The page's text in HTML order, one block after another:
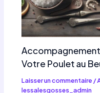
Votre Poulet au
Laisser un commentaire/
lessalesgosses_admin